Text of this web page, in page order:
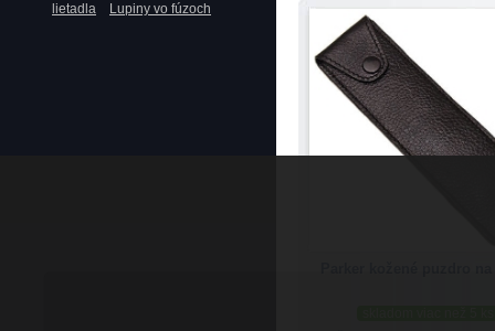
lietadla
Lupiny vo fúzoch